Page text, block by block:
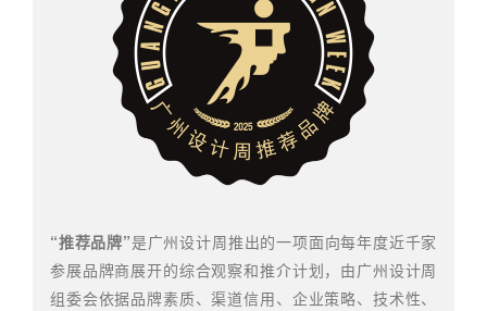
“推荐品牌”是广州设计周推出的一项面向每年度近千家
参展品牌商展开的综合观察和推介计划，由广州设计周
组委会依据品牌素质、渠道信用、企业策略、技术性、